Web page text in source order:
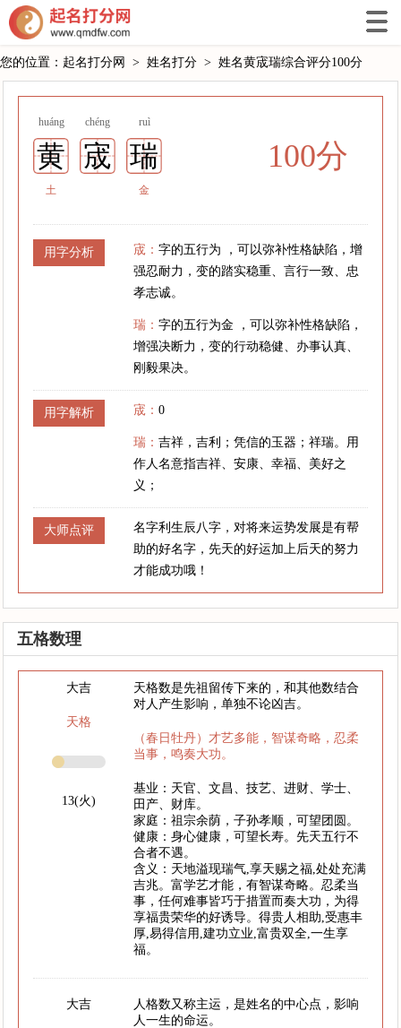
您的位置： 起名打分网 > 姓名打分 > 姓名黄宬瑞综合评分100分
huáng chéng ruì
黄 宬 瑞
土 金
100分
用字分析 宬：字的五行为 ，可以弥补性格缺陷，增
强忍耐力，变的踏实稳重、言行一致、忠
孝志诚。
瑞：字的五行为金 ，可以弥补性格缺陷，
增强决断力，变的行动稳健、办事认真、
刚毅果决。
用字解析 宬：0
瑞：吉祥，吉利；凭信的玉器；祥瑞。用
作人名意指吉祥、安康、幸福、美好之
义；
大师点评
名字利生辰八字，对将来运势发展是有帮
助的好名字，先天的好运加上后天的努力
才能成功哦！
五格数理
大吉
天格
13(火)
天格数是先祖留传下来的，和其他数结合
对人产生影响，单独不论凶吉。
（春日牡丹）才艺多能，智谋奇略，忍柔
当事，鸣奏大功。
基业：天官、文昌、技艺、进财、学士、
田产、财库。
家庭：祖宗余荫，子孙孝顺，可望团圆。
健康：身心健康，可望长寿。先天五行不
合者不遇。
含义：天地溢现瑞气,享天赐之福,处处充满
吉兆。富学艺才能，有智谋奇略。忍柔当
事，任何难事皆巧于措置而奏大功，为得
享福贵荣华的好诱导。得贵人相助,受惠丰
厚,易得信用,建功立业,富贵双全,一生享
福。
大吉
人格数又称主运，是姓名的中心点，影响
人一生的命运。